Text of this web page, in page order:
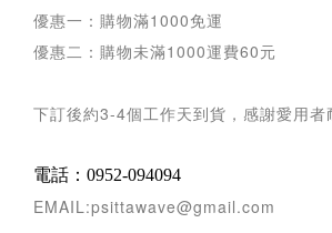
優惠一：購物滿1000免運
優惠二：購物未滿1000運費60元
下訂後約3-4個工作天到貨，感謝愛用者
電話：0952-094094
EMAIL:psittawave@gmail.com